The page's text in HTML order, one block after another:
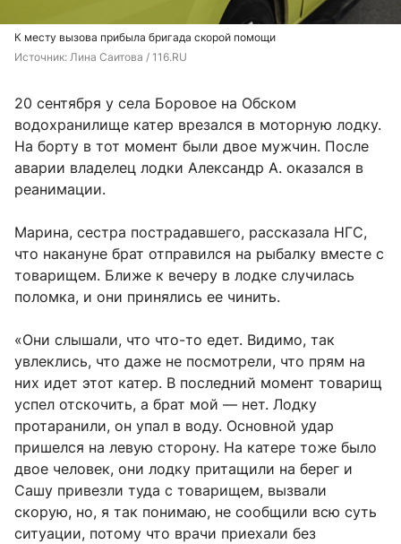
К месту вызова прибыла бригада скорой помощи
Источник: Лина Саитова / 116.RU
20 сентября у села Боровое на Обском
водохранилище катер врезался в моторную лодку.
На борту в тот момент были двое мужчин. После
аварии владелец лодки Александр А. оказался в
реанимации.
Марина, сестра пострадавшего, рассказала НГС,
что накануне брат отправился на рыбалку вместе с
товарищем. Ближе к вечеру в лодке случилась
поломка, и они принялись ее чинить.
«Они слышали, что что-то едет. Видимо, так
увлеклись, что даже не посмотрели, что прям на
них идет этот катер. В последний момент товарищ
успел отскочить, а брат мой — нет. Лодку
протаранили, он упал в воду. Основной удар
пришелся на левую сторону. На катере тоже было
двое человек, они лодку притащили на берег и
Сашу привезли туда с товарищем, вызвали
скорую, но, я так понимаю, не сообщили всю суть
ситуации, потому что врачи приехали без